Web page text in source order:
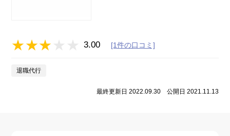
3.00 [1件の口コミ]
退職代行
最終更新日 2022.09.30 公開日 2021.11.13